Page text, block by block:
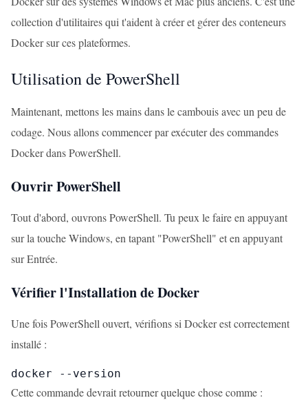
collection d'utilitaires qui t'aident à créer et gérer des conteneurs
Docker sur ces plateformes.
Utilisation de PowerShell
Maintenant, mettons les mains dans le cambouis avec un peu de
codage. Nous allons commencer par exécuter des commandes
Docker dans PowerShell.
Ouvrir PowerShell
Tout d'abord, ouvrons PowerShell. Tu peux le faire en appuyant
sur la touche Windows, en tapant "PowerShell" et en appuyant
sur Entrée.
Vérifier l'Installation de Docker
Une fois PowerShell ouvert, vérifions si Docker est correctement
installé :
docker --version
Cette commande devrait retourner quelque chose comme :